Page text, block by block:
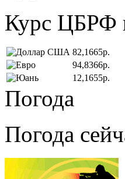
Курс ЦБРФ
82,1665р.
94,8366р.
12,1655р.
Погода
Погода